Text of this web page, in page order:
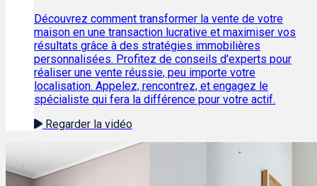
Découvrez comment transformer la vente de votre
maison en une transaction lucrative et maximiser vos
résultats grâce à des stratégies immobilières
personnalisées. Profitez de conseils d'experts pour
réaliser une vente réussie, peu importe votre
localisation. Appelez, rencontrez, et engagez le
spécialiste qui fera la différence pour votre actif.
Regarder la vidéo